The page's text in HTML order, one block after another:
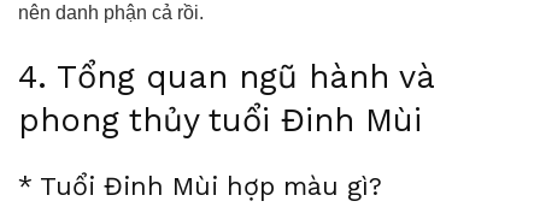
nên danh phận cả rồi.
4. Tổng quan ngũ hành và
phong thủy tuổi Đinh Mùi
* Tuổi Đinh Mùi hợp màu gì?